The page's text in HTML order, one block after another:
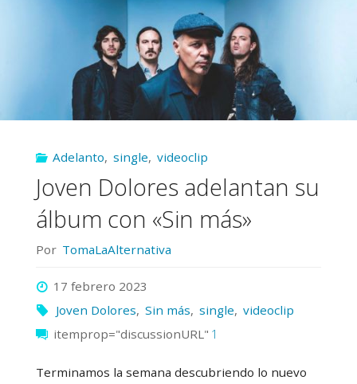
nuevo
álbum"
Adelanto, single, videoclip
Joven Dolores adelantan su
álbum con «Sin más»
Por TomaLaAlternativa
17 febrero 2023
Joven Dolores, Sin más, single, videoclip
itemprop="discussionURL" 1
Terminamos la semana descubriendo lo nuevo